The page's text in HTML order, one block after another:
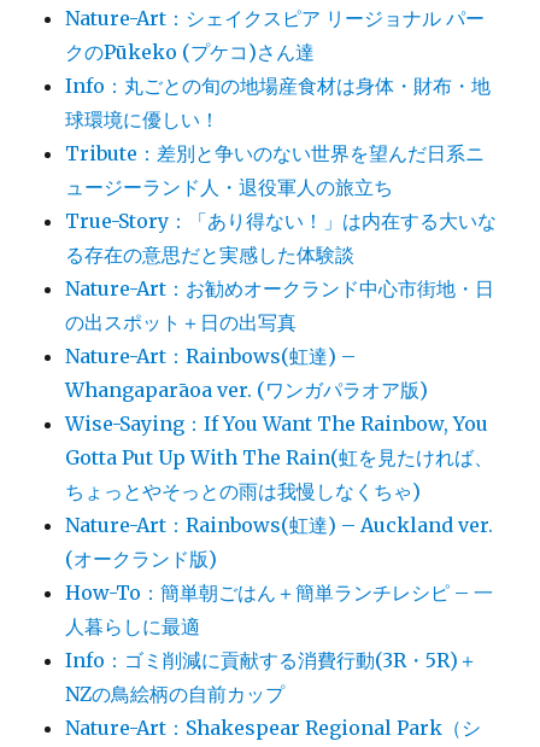
Nature-Art：シェイクスピア リージョナル パー
クのPūkeko (プケコ)さん達
Info：丸ごとの旬の地場産食材は身体・財布・地
球環境に優しい！
Tribute：差別と争いのない世界を望んだ日系ニ
ュージーランド人・退役軍人の旅立ち
True-Story：「あり得ない！」は内在する大いな
る存在の意思だと実感した体験談
Nature-Art：お勧めオークランド中心市街地・日
の出スポット＋日の出写真
Nature-Art：Rainbows(虹達) –
Whangaparāoa ver. (ワンガパラオア版)
Wise-Saying：If You Want The Rainbow, You
Gotta Put Up With The Rain(虹を見たければ、
ちょっとやそっとの雨は我慢しなくちゃ)
Nature-Art：Rainbows(虹達) – Auckland ver.
(オークランド版)
How-To：簡単朝ごはん＋簡単ランチレシピ – 一
人暮らしに最適
Info：ゴミ削減に貢献する消費行動(3R・5R)＋
NZの鳥絵柄の自前カップ
Nature-Art：Shakespear Regional Park（シ